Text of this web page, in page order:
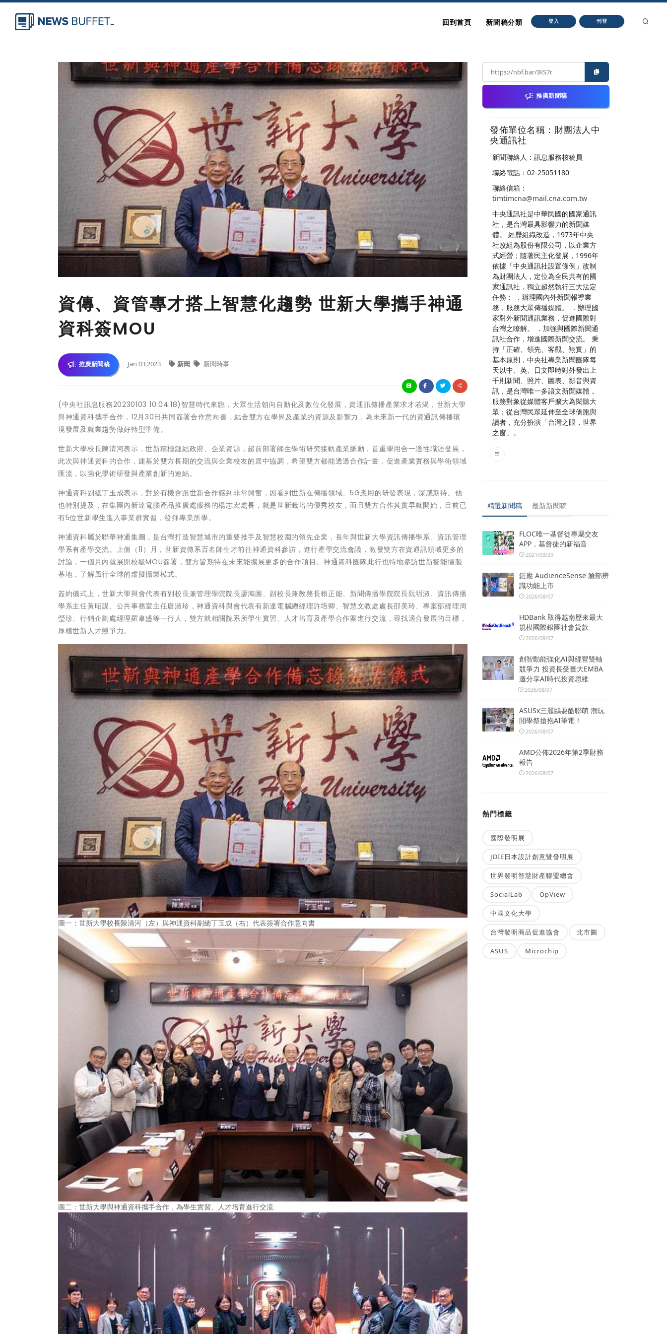
回到首頁 新聞稿分類 登入 刊登
資傳、資管專才搭上智慧化趨勢 世新大學攜手神通
資科簽MOU
推廣新聞稿 Jan 03,2023 新聞 新聞時事
(中央社訊息服務20230103 10:04:18)智慧時代來臨，大眾生活朝向自動化及數位化發展，資通訊傳播產業求才若渴，世新大學
與神通資科攜手合作，12月30日共同簽署合作意向書，結合雙方在學界及產業的資源及影響力，為未來新一代的資通訊傳播環
境發展及就業趨勢做好轉型準備。
世新大學校長陳清河表示，世新積極鏈結政府、企業資源，超前部署師生學術研究接軌產業脈動，首重學用合一適性職涯發展，
此次與神通資科的合作，建基於雙方長期的交流與企業校友的居中協調，希望雙方都能透過合作計畫，促進產業實務與學術領域
匯流，以強化學術研發與產業創新的連結。
神通資科副總丁玉成表示，對於有機會跟世新合作感到非常興奮，因看到世新在傳播領域、5G應用的研發表現，深感期待。他
也特別提及，在集團內新達電腦產品推廣處服務的楊志宏處長，就是世新栽培的優秀校友，而且雙方合作其實早就開始，目前已
有5位世新學生進入事業群實習，發揮專業所學。
神通資科屬於聯華神通集團，是台灣打造智慧城市的重要推手及智慧校園的領先企業，長年與世新大學資訊傳播學系、資訊管理
學系有產學交流。上個（11）月，世新資傳系百名師生才前往神通資科參訪，進行產學交流會議，激發雙方在資通訊領域更多的
討論，一個月內就展開校級MOU簽署，雙方皆期待在未來能擴展更多的合作項目。神通資科團隊此行也特地參訪世新智能攝製
基地，了解風行全球的虛擬攝製模式。
簽約儀式上，世新大學與會代表有副校長兼管理學院院長廖鴻圖、副校長兼教務長賴正能、新聞傳播學院院長阮明淑、資訊傳播
學系主任黃昭謀、公共事務室主任唐淑珍，神通資科與會代表有新達電腦總經理許培卿、智慧文教處處長邵美玲、專案部經理周
瑩珍、行銷企劃處經理羅韋盛等一行人，雙方就相關院系所學生實習、人才培育及產學合作案進行交流，尋找適合發展的目標，
厚植世新人才競爭力。
圖一：世新大學校長陳清河（左）與神通資科副總丁玉成（右）代表簽署合作意向書
圖二：世新大學與神通資科攜手合作，為學生實習、人才培育進行交流
推廣新聞稿
發佈單位名稱：財團法人中
央通訊社
新聞聯絡人：訊息服務核稿員
聯絡電話：02-25051180
聯絡信箱：
timtimcna@mail.cna.com.tw
中央通訊社是中華民國的國家通訊
社，是台灣最具影響力的新聞媒
體。 經歷組織改造，1973年中央
社改組為股份有限公司，以企業方
式經營；隨著民主化發展，1996年
依據「中央通訊社設置條例」改制
為財團法人，定位為全民共有的國
家通訊社，獨立超然執行三大法定
任務： ．辦理國內外新聞報導業
務，服務大眾傳播媒體。 ．辦理國
家對外新聞通訊業務，促進國際對
台灣之瞭解。 ．加強與國際新聞通
訊社合作，增進國際新聞交流。 秉
持「正確、領先、客觀、翔實」的
基本原則，中央社專業新聞團隊每
天以中、英、日文即時對外發出上
千則新聞、照片、圖表、影音與資
訊，是台灣唯一多語文新聞媒體，
服務對象從媒體客戶擴大為閱聽大
眾；從台灣民眾延伸至全球僑胞與
讀者，充分扮演「台灣之眼，世界
之窗」。
精選新聞稿 最新新聞稿
FLOC唯一基督徒專屬交友
APP，基督徒的新福音
2021/03/29
鎧應 AudienceSense 臉部辨
識功能上市
2026/08/07
HDBank 取得越南歷來最大
規模國際銀團社會貸款
2026/08/07
創智動能強化AI與經營雙軸
競爭力 投資長受臺大EMBA
邀分享AI時代投資思維
2026/08/07
ASUSx三麗鷗耍酷聯萌 潮玩
開學祭搶抱AI筆電！
2026/08/07
AMD公佈2026年第2季財務
報告
2026/08/07
熱門標籤
國際發明展
JDIE日本設計創意暨發明展
世界發明智慧財產聯盟總會
SocialLab OpView
中國文化大學
台灣發明商品促進協會 北市圖
ASUS Microchip